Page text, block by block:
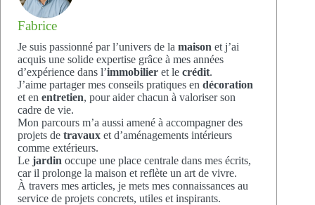
Fabrice
Je suis passionné par l’univers de la maison et j’ai
acquis une solide expertise grâce à mes années
d’expérience dans l’immobilier et le crédit.
J’aime partager mes conseils pratiques en décoration
et en entretien, pour aider chacun à valoriser son
cadre de vie.
Mon parcours m’a aussi amené à accompagner des
projets de travaux et d’aménagements intérieurs
comme extérieurs.
Le jardin occupe une place centrale dans mes écrits,
car il prolonge la maison et reflète un art de vivre.
À travers mes articles, je mets mes connaissances au
service de projets concrets, utiles et inspirants.